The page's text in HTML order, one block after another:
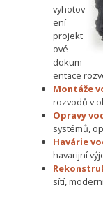
vyhotov
ení
projekt
ové
dokum
entace
Montáže
rozvodů v
Opravy
systémů,
Havárie
havarijní
sítí,